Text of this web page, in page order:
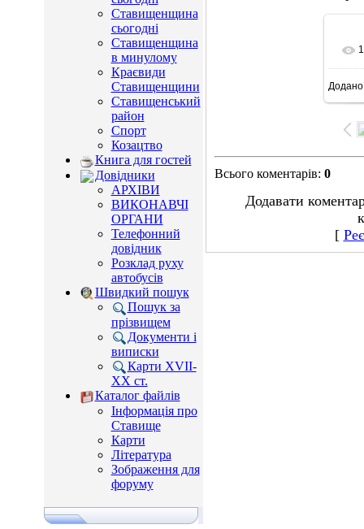
Ставищенщина
сьогодні
Ставищенщина
в минулому
Краєвиди
Ставищенщини
Ставищенський
район
Спорт
Козацтво
Книга для гостей
Довідники
АРХІВИ
ВИКОНАВЧІ
ОРГАНИ
Телефонний
довідник
Розклад руху
автобусів
Швидкий пошук
Пошук за
прізвищем
Документи і
виписки
Карти XVII-
XX ст.
Каталог файлів
Інформація про
Ставище
Карти
Література
Зображення для
форуму
Додано
Всього коментарів: 0
Додавати
[